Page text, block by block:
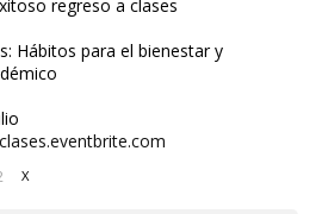
regreso a clases
Hábitos para el bienestar y
X